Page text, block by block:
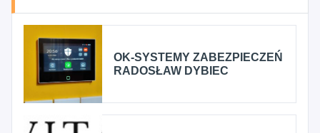
OK-SYSTEMY ZABEZPIECZEŃ
RADOSŁAW DYBIEC